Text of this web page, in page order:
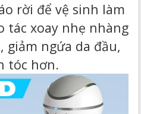
rời để vệ sinh làm
tác xoay nhẹ nhàng
giảm ngứa da đầu,
tóc hơn.